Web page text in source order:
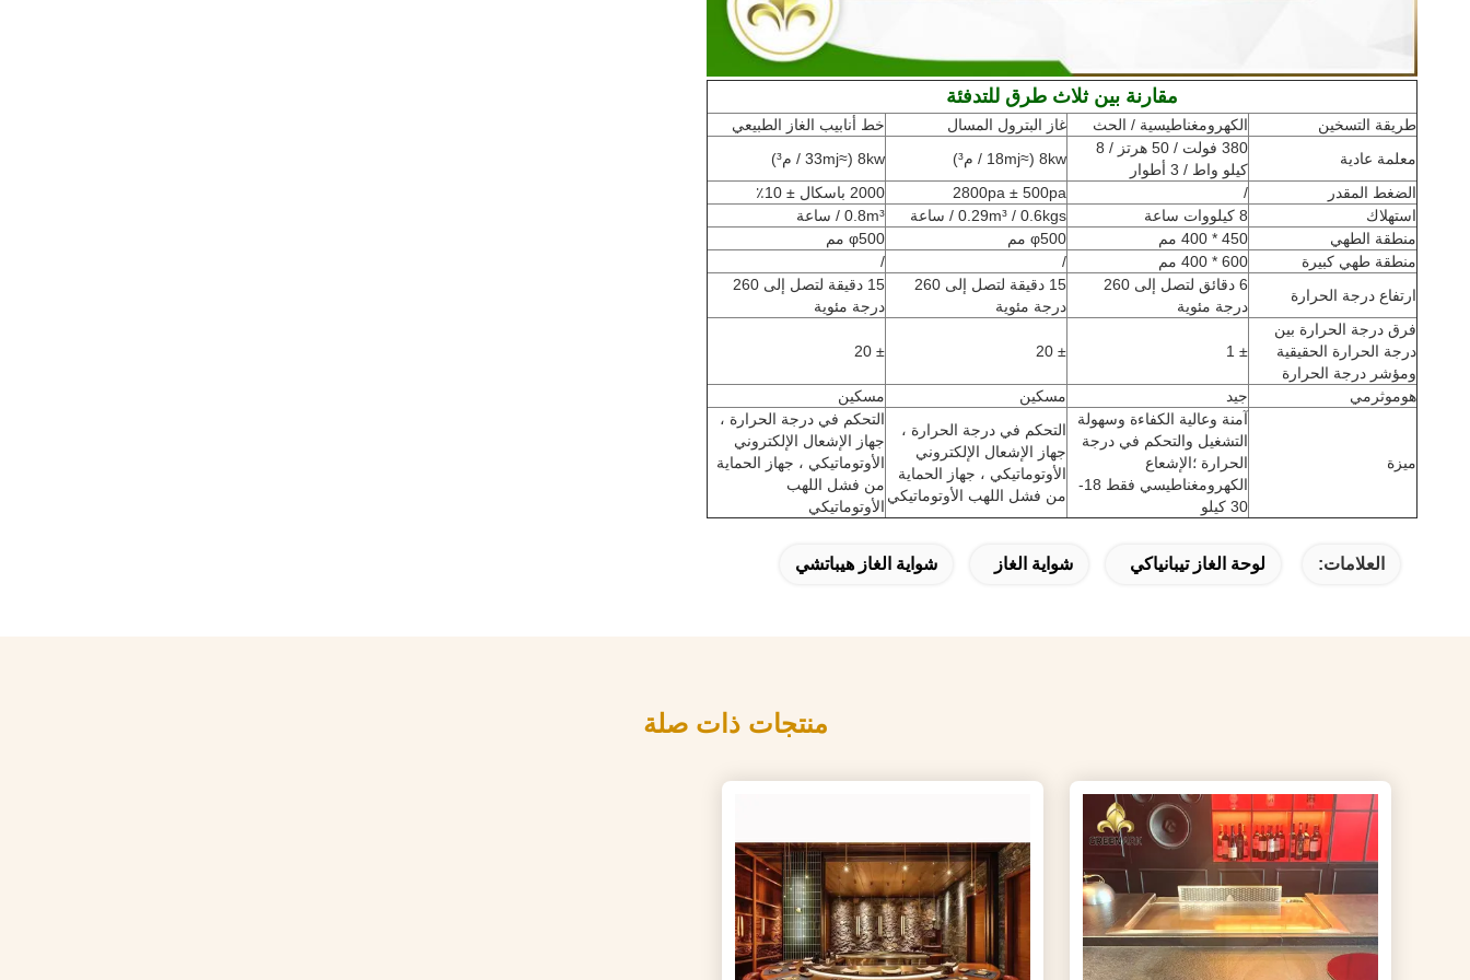
مقارنة بين ثلاث طرق للتدفئة
طريقة التسخين الكهرومغناطيسية / الحث غاز البترول المسال
خط أنابيب الغاز الطبيعي
معلمة عادية
380 فولت / 50 هرتز / 8
كيلو واط / 3 أطوار
8kw (≈18mj / م³)
8kw (≈33mj / م³)
الضغط المقدر
/
2800pa ± 500pa
2000 باسكال ± 10٪
استهلاك
8 كيلووات ساعة 0.29m³ / 0.6kgs / ساعة
0.8m³ / ساعة
منطقة الطهي
450 * 400 مم φ500 مم
φ500 مم
منطقة طهي كبيرة
600 * 400 مم /
/
ارتفاع درجة الحرارة
6 دقائق لتصل إلى 260
درجة مئوية
15 دقيقة لتصل إلى 260
درجة مئوية
15 دقيقة لتصل إلى 260
درجة مئوية
فرق درجة الحرارة بين
درجة الحرارة الحقيقية
ومؤشر درجة الحرارة
± 1
± 20
± 20
هوموثرمي جيد مسكين مسكين
ميزة
آمنة وعالية الكفاءة وسهولة
التشغيل والتحكم في درجة
الحرارة ؛الإشعاع
الكهرومغناطيسي فقط 18-
30 كيلو
التحكم في درجة الحرارة ،
جهاز الإشعال الإلكتروني
الأوتوماتيكي ، جهاز الحماية
من فشل اللهب الأوتوماتيكي
التحكم في درجة الحرارة ،
جهاز الإشعال الإلكتروني
الأوتوماتيكي ، جهاز الحماية
من فشل اللهب
الأوتوماتيكي
العلامات: لوحة الغاز تيبانياكي شواية الغاز شواية الغاز هيباتشي
منتجات ذات صلة